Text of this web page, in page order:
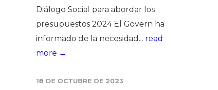
Diálogo Social para abordar los
presupuestos 2024 El Govern ha
informado de la necesidad... read
more →
18 DE OCTUBRE DE 2023